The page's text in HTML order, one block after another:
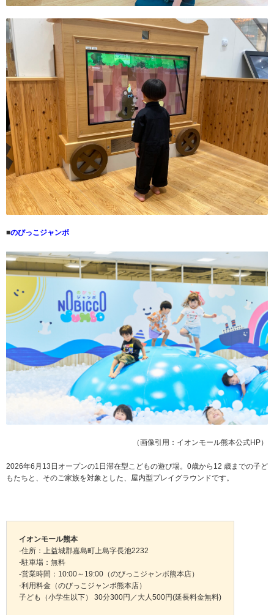
■のびっこジャンボ
（画像引用：イオンモール熊本公式HP）
2026年6月13日オープンの1日滞在型こどもの遊び場。0歳から12 歳までの子ど
もたちと、そのご家族を対象とした、屋内型プレイグラウンドです。
イオンモール熊本
-住所：上益城郡嘉島町上島字長池2232
-駐車場：無料
-営業時間：10:00～19:00（のびっこジャンボ熊本店）
-利用料金（のびっこジャンボ熊本店）
子ども（小学生以下） 30分300円／大人500円(延長料金無料)